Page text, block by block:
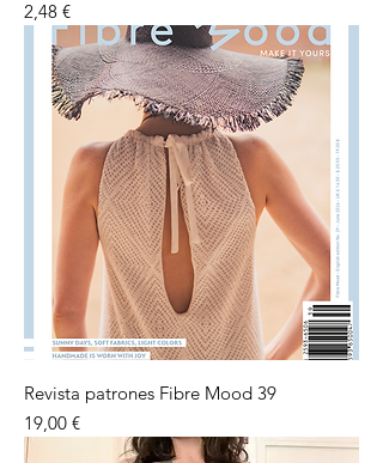
Preu
2,48 €
Revista patrones Fibre Mood 39
Preu
19,00 €